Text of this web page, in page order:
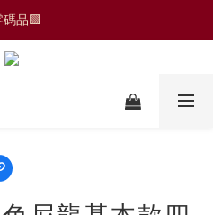
褲/家居褲
褲/家居褲